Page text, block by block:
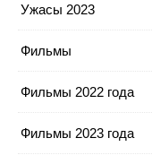
Ужасы 2023
Фильмы
Фильмы 2022 года
Фильмы 2023 года